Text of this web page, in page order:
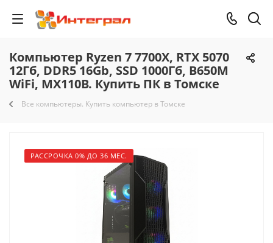
Компьютер Ryzen 7 7700X, RTX 5070
12Гб, DDR5 16Gb, SSD 1000Гб, B650M
WiFi, MX110B. Купить ПК в Томске
Все компьютеры. Купить компьютер в Томске
РАССРОЧКА 0% ДО 36 МЕС.